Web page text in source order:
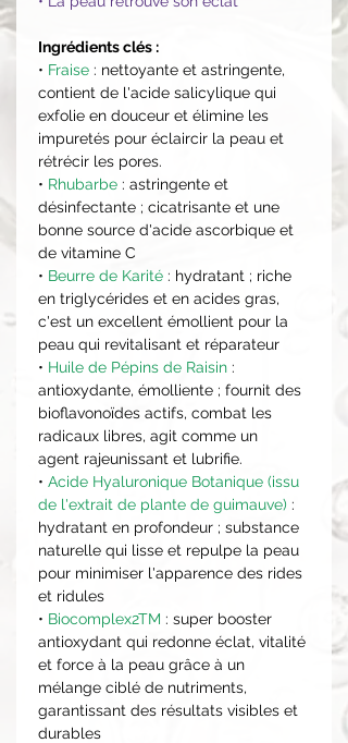
Ingrédients clés :
• Fraise : nettoyante et astringente,
contient de l'acide salicylique qui
exfolie en douceur et élimine les
impuretés pour éclaircir la peau et
rétrécir les pores.
• Rhubarbe : astringente et
désinfectante ; cicatrisante et une
bonne source d'acide ascorbique et
de vitamine C
• Beurre de Karité : hydratant ; riche
en triglycérides et en acides gras,
c'est un excellent émollient pour la
peau qui revitalisant et réparateur
• Huile de Pépins de Raisin :
antioxydante, émolliente ; fournit des
bioflavonoïdes actifs, combat les
radicaux libres, agit comme un
agent rajeunissant et lubrifie.
• Acide Hyaluronique Botanique (issu
de l'extrait de plante de guimauve) :
hydratant en profondeur ; substance
naturelle qui lisse et repulpe la peau
pour minimiser l'apparence des rides
et ridules
• Biocomplex2TM : super booster
antioxydant qui redonne éclat, vitalité
et force à la peau grâce à un
mélange ciblé de nutriments,
garantissant des résultats visibles et
durables